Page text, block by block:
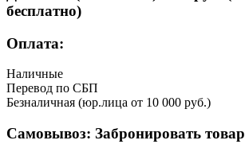
бесплатно)
Оплата:
Наличные
Перевод по СБП
Безналичная (юр.лица от 10 000 руб.)
Самовывоз: Забронировать товар